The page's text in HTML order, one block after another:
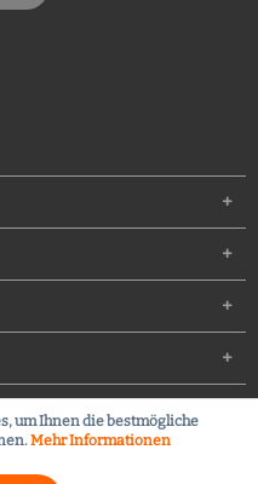
Kontakt
um Ihnen die bestmögliche
Mehr Informationen